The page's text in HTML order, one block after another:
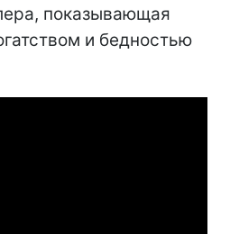
показывающая
и бедностью